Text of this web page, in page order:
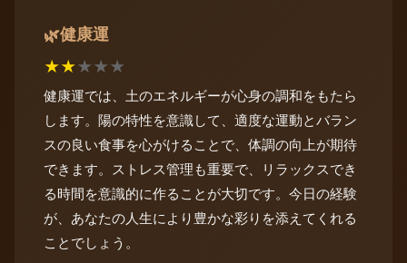
🌿健康運
★★★★★
健康運では、土のエネルギーが心身の調和をもたら
します。陽の特性を意識して、適度な運動とバラン
スの良い食事を心がけることで、体調の向上が期待
できます。ストレス管理も重要で、リラックスでき
る時間を意識的に作ることが大切です。今日の経験
が、あなたの人生により豊かな彩りを添えてくれる
ことでしょう。